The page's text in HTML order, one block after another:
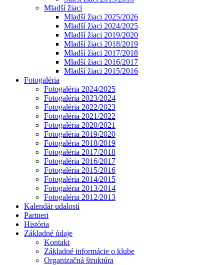
Mladší žiaci
Mladší žiaci 2025/2026
Mladší žiaci 2024/2025
Mladší žiaci 2019/2020
Mladší žiaci 2018/2019
Mladší žiaci 2017/2018
Mladší žiaci 2016/2017
Mladší žiaci 2015/2016
Fotogaléria
Fotogaléria 2024/2025
Fotogaléria 2023/2024
Fotogaléria 2022/2023
Fotogaléria 2021/2022
Fotogaléria 2020/2021
Fotogaléria 2019/2020
Fotogaléria 2018/2019
Fotogaléria 2017/2018
Fotogaléria 2016/2017
Fotogaléria 2015/2016
Fotogaléria 2014/2015
Fotogaléria 2013/2014
Fotogaléria 2012/2013
Kalendár udalostí
Partneri
História
Základné údaje
Kontakt
Základné informácie o klube
Organizačná štruktúra